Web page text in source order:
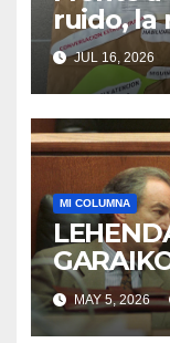
ruido, la
acogida
JUL 16, 2026
MI COLUMNA
MAY 5, 2026